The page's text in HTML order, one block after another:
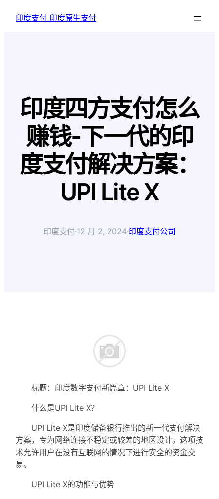
印度支付 印度原生支付
印度四方支付怎么
赚钱-下一代的印
度支付解决方案：
UPI Lite X
印度支付·12 月 2, 2024·印度支付公司
标题：印度数字支付新篇章：UPI Lite X
什么是UPI Lite X？
UPI Lite X是印度储备银行推出的新一代支付解决
方案，专为网络连接不稳定或较差的地区设计。这项技
术允许用户在没有互联网的情况下进行安全的资金交
易。
UPI Lite X的功能与优势